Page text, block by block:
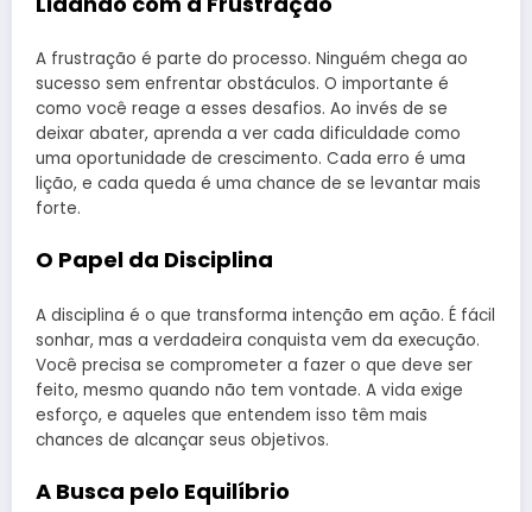
A frustração é parte do processo. Ninguém chega ao
sucesso sem enfrentar obstáculos. O importante é
como você reage a esses desafios. Ao invés de se
deixar abater, aprenda a ver cada dificuldade como
uma oportunidade de crescimento. Cada erro é uma
lição, e cada queda é uma chance de se levantar mais
forte.
O Papel da Disciplina
A disciplina é o que transforma intenção em ação. É fácil
sonhar, mas a verdadeira conquista vem da execução.
Você precisa se comprometer a fazer o que deve ser
feito, mesmo quando não tem vontade. A vida exige
esforço, e aqueles que entendem isso têm mais
chances de alcançar seus objetivos.
A Busca pelo Equilíbrio